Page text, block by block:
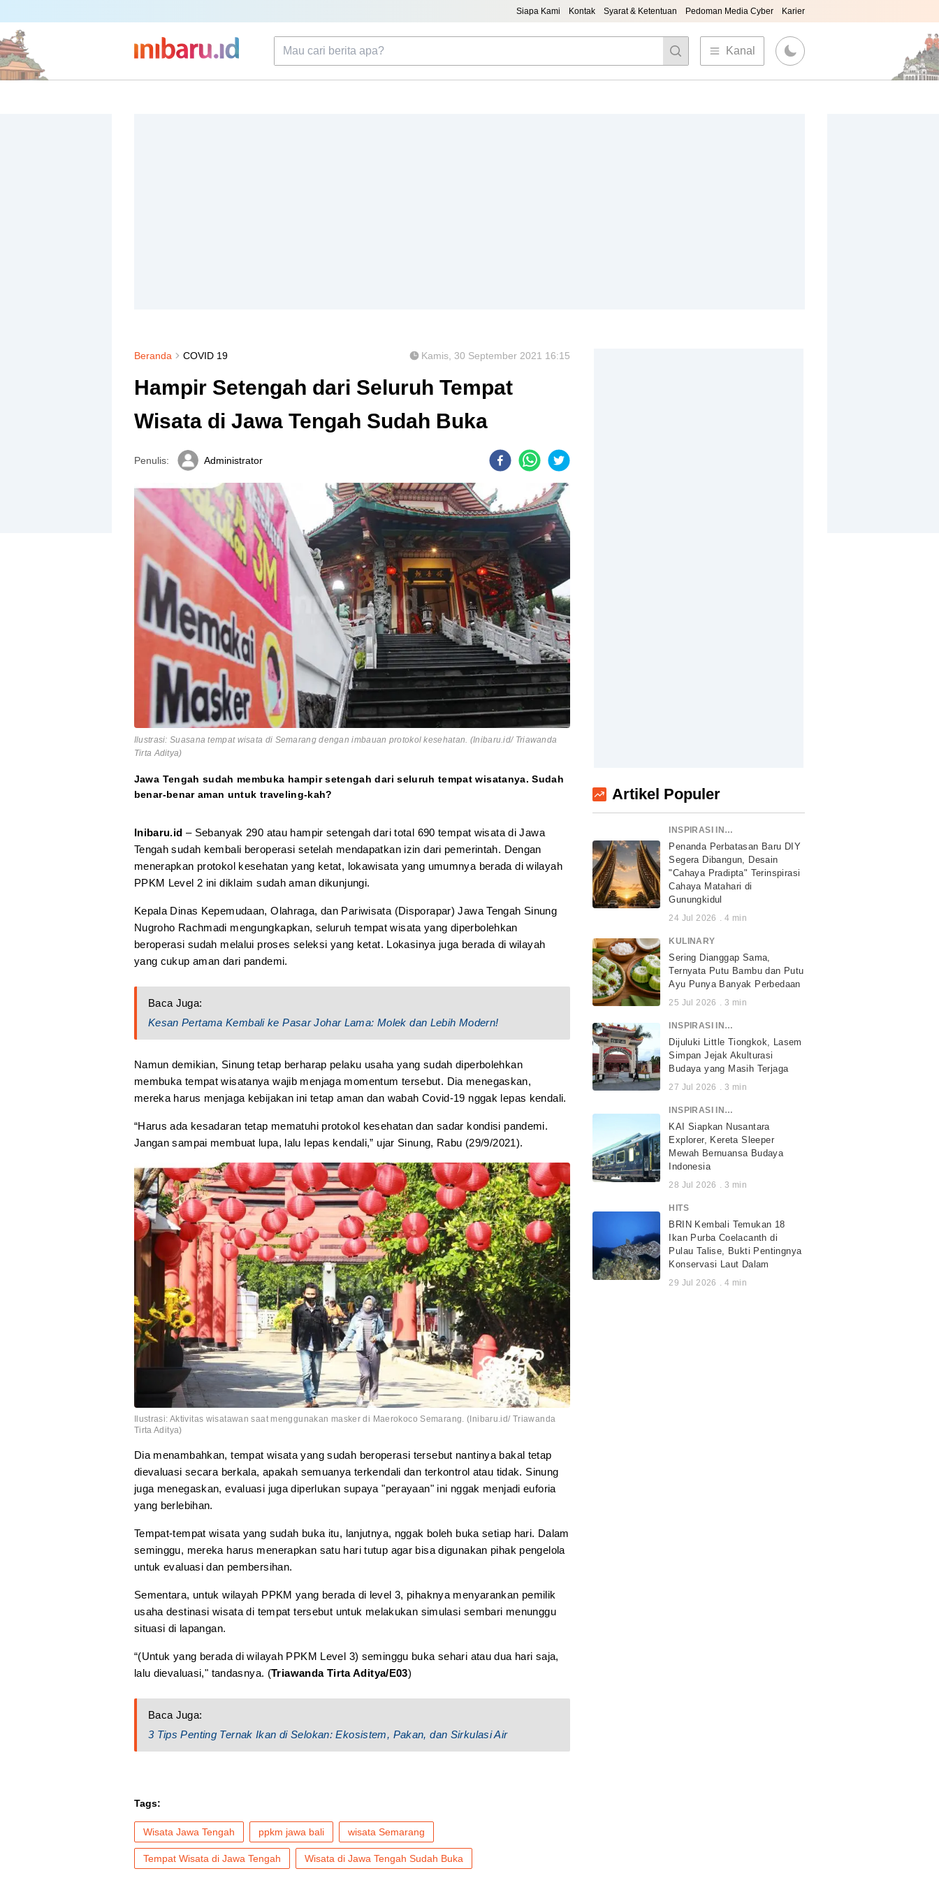
Siapa Kami Kontak Syarat & Ketentuan Pedoman Media Cyber Karier
Kanal
Beranda COVID 19 Kamis, 30 September 2021 16:15
Hampir Setengah dari Seluruh Tempat
Wisata di Jawa Tengah Sudah Buka
Penulis: Administrator
Ilustrasi: Suasana tempat wisata di Semarang dengan imbauan protokol kesehatan. (Inibaru.id/ Triawanda
Tirta Aditya)
Jawa Tengah sudah membuka hampir setengah dari seluruh tempat wisatanya. Sudah
benar-benar aman untuk traveling-kah?
Inibaru.id – Sebanyak 290 atau hampir setengah dari total 690 tempat wisata di Jawa
Tengah sudah kembali beroperasi setelah mendapatkan izin dari pemerintah. Dengan
menerapkan protokol kesehatan yang ketat, lokawisata yang umumnya berada di wilayah
PPKM Level 2 ini diklaim sudah aman dikunjungi.
Kepala Dinas Kepemudaan, Olahraga, dan Pariwisata (Disporapar) Jawa Tengah Sinung
Nugroho Rachmadi mengungkapkan, seluruh tempat wisata yang diperbolehkan
beroperasi sudah melalui proses seleksi yang ketat. Lokasinya juga berada di wilayah
yang cukup aman dari pandemi.
Baca Juga:
Kesan Pertama Kembali ke Pasar Johar Lama: Molek dan Lebih Modern!
Namun demikian, Sinung tetap berharap pelaku usaha yang sudah diperbolehkan
membuka tempat wisatanya wajib menjaga momentum tersebut. Dia menegaskan,
mereka harus menjaga kebijakan ini tetap aman dan wabah Covid-19 nggak lepas kendali.
“Harus ada kesadaran tetap mematuhi protokol kesehatan dan sadar kondisi pandemi.
Jangan sampai membuat lupa, lalu lepas kendali,” ujar Sinung, Rabu (29/9/2021).
Ilustrasi: Aktivitas wisatawan saat menggunakan masker di Maerokoco Semarang. (Inibaru.id/ Triawanda
Tirta Aditya)
Dia menambahkan, tempat wisata yang sudah beroperasi tersebut nantinya bakal tetap
dievaluasi secara berkala, apakah semuanya terkendali dan terkontrol atau tidak. Sinung
juga menegaskan, evaluasi juga diperlukan supaya "perayaan" ini nggak menjadi euforia
yang berlebihan.
Tempat-tempat wisata yang sudah buka itu, lanjutnya, nggak boleh buka setiap hari. Dalam
seminggu, mereka harus menerapkan satu hari tutup agar bisa digunakan pihak pengelola
untuk evaluasi dan pembersihan.
Sementara, untuk wilayah PPKM yang berada di level 3, pihaknya menyarankan pemilik
usaha destinasi wisata di tempat tersebut untuk melakukan simulasi sembari menunggu
situasi di lapangan.
“(Untuk yang berada di wilayah PPKM Level 3) seminggu buka sehari atau dua hari saja,
lalu dievaluasi," tandasnya. (Triawanda Tirta Aditya/E03)
Baca Juga:
3 Tips Penting Ternak Ikan di Selokan: Ekosistem, Pakan, dan Sirkulasi Air
Tags:
Wisata Jawa Tengah ppkm jawa bali wisata Semarang
Tempat Wisata di Jawa Tengah Wisata di Jawa Tengah Sudah Buka
Artikel Populer
INSPIRASI INDONESIA
Penanda Perbatasan Baru DIY
Segera Dibangun, Desain
"Cahaya Pradipta" Terinspirasi
Cahaya Matahari di
Gunungkidul
24 Jul 2026 . 4 min
KULINARY
Sering Dianggap Sama,
Ternyata Putu Bambu dan Putu
Ayu Punya Banyak Perbedaan
25 Jul 2026 . 3 min
INSPIRASI INDONESIA
Dijuluki Little Tiongkok, Lasem
Simpan Jejak Akulturasi
Budaya yang Masih Terjaga
27 Jul 2026 . 3 min
INSPIRASI INDONESIA
KAI Siapkan Nusantara
Explorer, Kereta Sleeper
Mewah Bernuansa Budaya
Indonesia
28 Jul 2026 . 3 min
HITS
BRIN Kembali Temukan 18
Ikan Purba Coelacanth di
Pulau Talise, Bukti Pentingnya
Konservasi Laut Dalam
29 Jul 2026 . 4 min